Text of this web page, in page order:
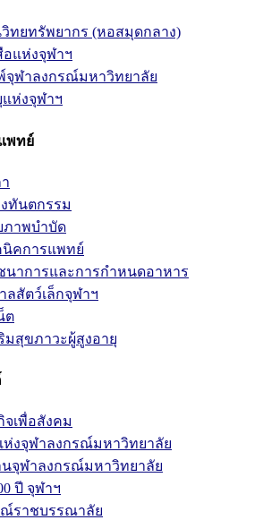
ทยทรัพยากร (หอสมุดกลาง)
แห่งจุฬาฯ
จุฬาลงกรณ์มหาวิทยาลัย
ห่งจุฬาฯ
พทย์
ทันตกรรม
ภาพบำบัด
คการแพทย์
าการและการกำหนดอาหาร
ลสัตว์เล็กจุฬาฯ
ต
มสุขภาวะผู้สูงอายุ
เพื่อสังคม
งจุฬาลงกรณ์มหาวิทยาลัย
จุฬาลงกรณ์มหาวิทยาลัย
ปี จุฬาฯ
ณ์ราชบรรณาลัย